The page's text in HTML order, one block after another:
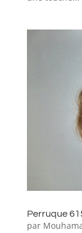
Perruque
par